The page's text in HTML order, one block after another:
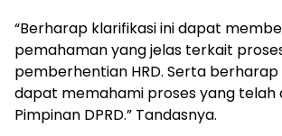
“Berharap klarifikasi ini dapat
pemahaman yang jelas terkait
pemberhentian HRD. Serta
dapat memahami proses yang telah
Pimpinan DPRD.” Tandasnya.